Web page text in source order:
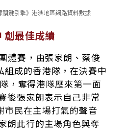
關鍵引擎》港澳地區網路資料數據
創最佳成績
體賽，由張家朗、蔡俊
組成的香港隊，在決賽中
，奪得港隊歷來第一面
後張家朗表示自己非常
市民在主場打氣的聲音
朗此行的主場角色與奪